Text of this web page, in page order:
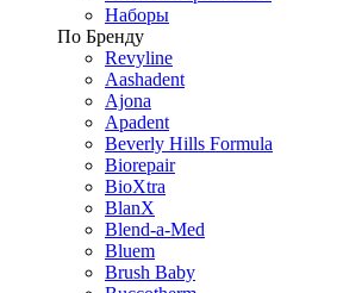
Наборы
По Бренду
Revyline
Aashadent
Ajona
Apadent
Beverly Hills Formula
Biorepair
BioXtra
BlanX
Blend-a-Med
Bluem
Brush Baby